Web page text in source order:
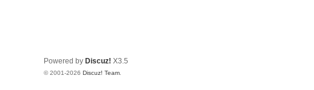
Powered by Discuz! X3.5
© 2001-2026 Discuz! Team